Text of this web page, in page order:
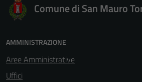
Comune di San Mauro
AMMINISTRAZIONE
Aree Amministrative
Uffici